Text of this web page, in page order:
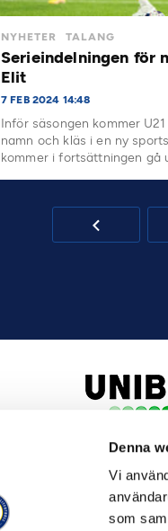
Denna
Vi
som
NYHETER TALANG
Serieindelningen för
Elit
7 FEB 2024 14:48
Inför säsongen kommer
namn och kläs i en ny
kommer i fortsättningen gå
HUVUDPARTNER OCH